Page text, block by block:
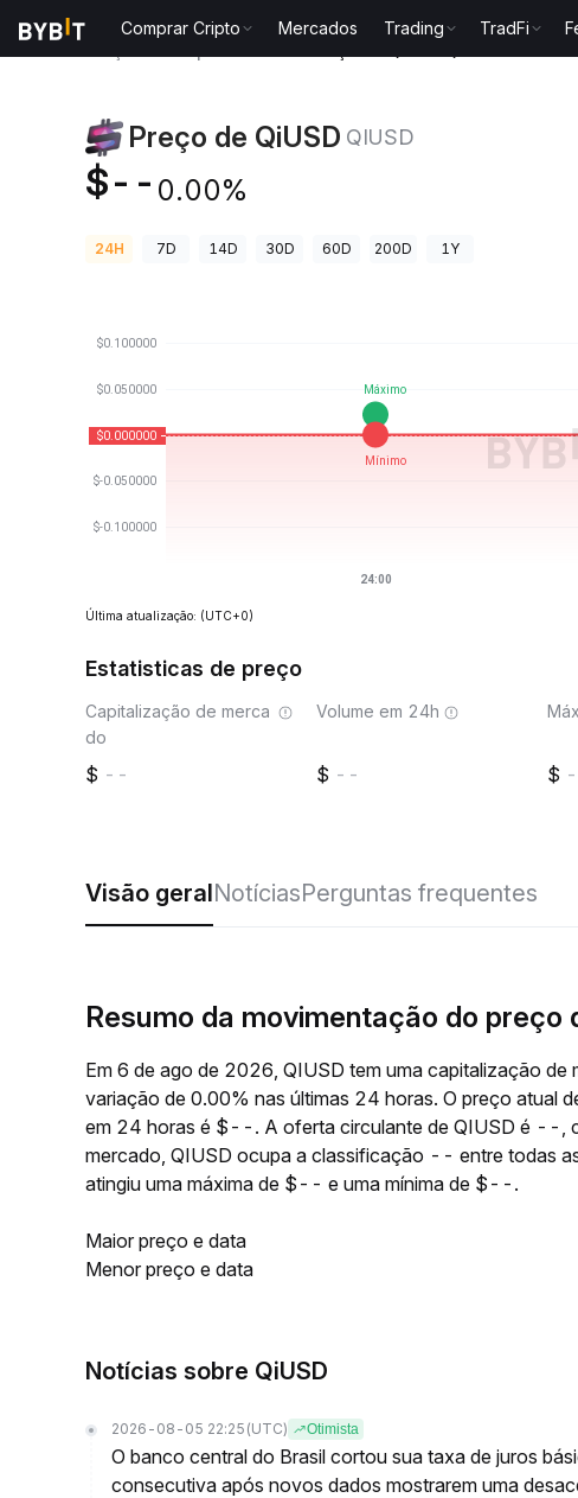
Comprar Cripto Mercados Trading TradFi
Preço de QiUSD QIUSD
$-- 0.00%
24H 7D 14D 30D 60D 200D 1Y
Última atualização: (UTC+0)
Estatisticas de preço
Capitalização de merca
do
--
Volume em 24h
--
Visão geralNotíciasPerguntas frequentes
Resumo da movimentação do preço
Em 6 de ago de 2026, QIUSD tem uma capitalização
variação de 0.00% nas últimas 24 horas. O preço atual
em 24 horas é $--. A oferta circulante de QIUSD é --,
mercado, QIUSD ocupa a classificação -- entre todas
atingiu uma máxima de $-- e uma mínima de $--.
Maior preço e data
Menor preço e data
Notícias sobre QiUSD
2026-08-05 22:25 (UTC) Otimista
O banco central do Brasil cortou sua taxa de juros
consecutiva após novos dados mostrarem uma